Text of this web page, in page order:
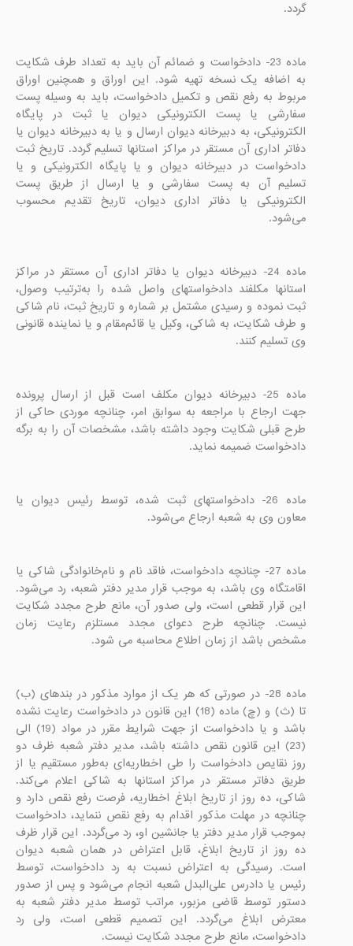
گردد.
ماده 23- دادخواست و ضمائم آن باید به تعداد طرف شکایت
به اضافه یک نسخه تهیه شود. این اوراق و همچنین اوراق
مربوط به رفع نقص و تکمیل دادخواست، باید به وسیله پست
سفارشی یا پست الکترونیکی دیوان یا ثبت در پایگاه
الکترونیکی، به دبیرخانه دیوان ارسال و یا به دبیرخانه دیوان یا
دفاتر اداری آن مستقر در مراکز استانها تسلیم گردد. تاریخ ثبت
دادخواست در دبیرخانه دیوان و یا پایگاه الکترونیکی و یا
تسلیم آن به پست سفارشی و یا ارسال از طریق پست
الکترونیکی یا دفاتر اداری دیوان، تاریخ تقدیم محسوب
می‌شود.
ماده 24- دبیرخانه دیوان یا دفاتر اداری آن مستقر در مراکز
استانها مکلفند دادخواستهای واصل شده را به‌ترتیب وصول،
ثبت نموده و رسیدی مشتمل بر شماره و تاریخ ثبت، نام شاکی
و طرف شکایت، به شاکی، وکیل یا قائم‌مقام و یا نماینده قانونی
وی تسلیم کنند.
ماده 25- دبیرخانه دیوان مکلف است قبل از ارسال پرونده
جهت ارجاع با مراجعه به سوابق امر، چنانچه موردی حاکی از
طرح قبلی شکایت وجود داشته باشد، مشخصات آن را به برگه
دادخواست ضمیمه نماید.
ماده 26- دادخواستهای ثبت شده، توسط رئیس دیوان یا
معاون وی به شعبه ارجاع می‌شود.
ماده 27- چنانچه دادخواست، فاقد نام و نام‌خانوادگی شاکی یا
اقامتگاه وی باشد، به موجب قرار مدیر دفتر شعبه، رد می‌شود.
این قرار قطعی است، ولی صدور آن، مانع طرح مجدد شکایت
نیست. چنانچه طرح دعوای مجدد مستلزم رعایت زمان
مشخص باشد از زمان اطلاع محاسبه می شود.
ماده 28- در صورتی که هر یک از موارد مذکور در بندهای (ب)
تا (ث) و (چ) ماده (18) این قانون در دادخواست رعایت نشده
باشد و یا دادخواست از جهت شرایط مقرر در مواد (19) الی
(23) این قانون نقص داشته باشد، مدیر دفتر شعبه ظرف دو
روز نقایص دادخواست را طی اخطاریه‌ای به‌طور مستقیم یا از
طریق دفاتر مستقر در مراکز استانها به شاکی اعلام می‌کند.
شاکی، ده روز از تاریخ ابلاغ اخطاریه، فرصت رفع نقص دارد و
چنانچه در مهلت مذکور اقدام به رفع نقص ننماید، دادخواست
بموجب قرار مدیر دفتر یا جانشین او، رد می‌گردد. این قرار ظرف
ده روز از تاریخ ابلاغ، قابل اعتراض در همان شعبه دیوان
است. رسیدگی به اعتراض نسبت به رد دادخواست، توسط
رئیس یا دادرس علی‌البدل شعبه انجام می‌شود و پس از صدور
دستور توسط قاضی مزبور، مراتب توسط مدیر دفتر شعبه به
معترض ابلاغ می‌گردد. این تصمیم قطعی است، ولی رد
دادخواست، مانع طرح مجدد شکایت نیست.